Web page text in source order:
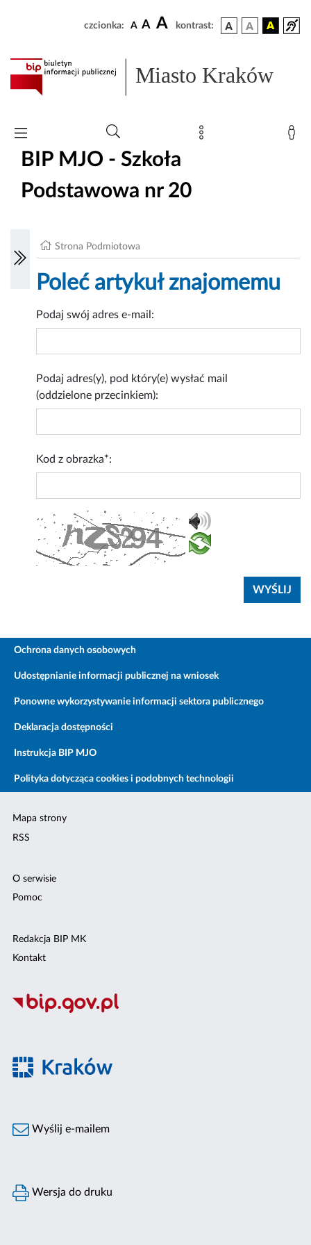
czcionka: A A A kontrast:
Miasto Kraków
BIP MJO - Szkoła
Podstawowa nr 20
Strona Podmiotowa
Poleć artykuł znajomemu
Podaj swój adres e-mail:
Podaj adres(y), pod który(e) wysłać mail
(oddzielone przecinkiem):
Kod z obrazka*:
Ochrona danych osobowych
Udostępnianie informacji publicznej na wniosek
Ponowne wykorzystywanie informacji sektora publicznego
Deklaracja dostępności
Instrukcja BIP MJO
Polityka dotycząca cookies i podobnych technologii
Mapa strony
RSS
O serwisie
Pomoc
Redakcja BIP MK
Kontakt
Wyślij e-mailem
Wersja do druku